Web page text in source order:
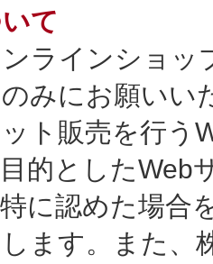
食品／サプ
ッション
て
ラインショッ
みにお願いい
ト販売を行う
的としたWeb
に認めた場合
ます。また、